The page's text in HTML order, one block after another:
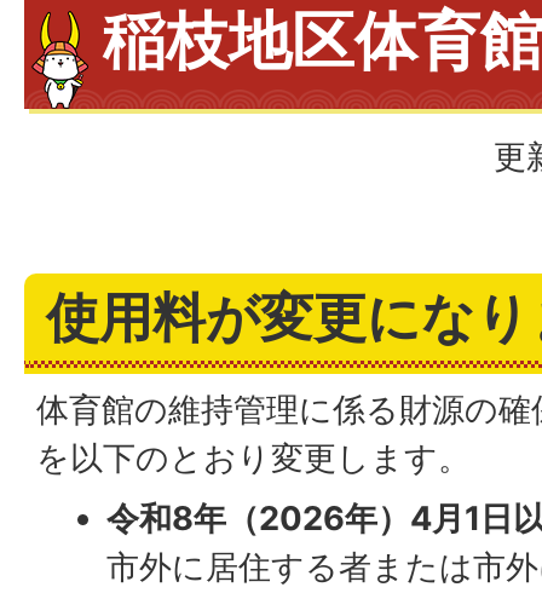
稲枝地区体育館
更
使用料が変更にな
体育館の維持管理に係る財源の
を以下のとおり変更します。
令和8年（2026年）4月1日
市外に居住する者または市